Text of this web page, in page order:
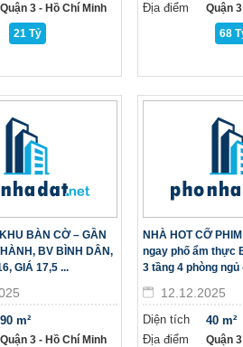
Quận 3 - Hồ Chí Minh
21 Tỷ
Địa điểm
Quận
68
BÀN CỜ – GẦN
BV BÌNH DÂN,
GIÁ 17,5 ...
90 m²
Quận 3 - Hồ Chí Minh
NHÀ HOT CỠ
ngay phố ẩm thực
3 tầng 4 phòng ngủ
12.12.2025
Diện tích
Địa điểm
40 m²
Quận